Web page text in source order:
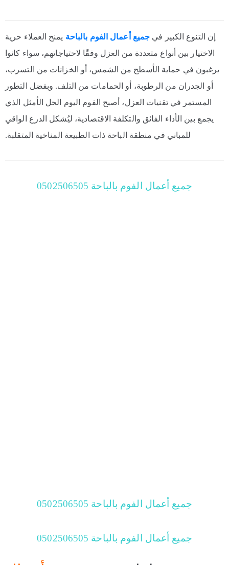
إن التنوع الكبير في جميع أعمال الفوم بالباحة يمنح العملاء حرية
الاختيار بين أنواع متعددة من العزل وفقًا لاحتياجاتهم، سواء كانوا
يرغبون في حماية الأسطح من الشمس، أو الخزانات من التسرب،
أو الجدران من الرطوبة، أو الحمامات من التلف. وبفضل التطور
المستمر في تقنيات العزل، أصبح الفوم اليوم الحل الأمثل الذي
يجمع بين الأداء الفائق والتكلفة الاقتصادية، ليُشكل الدرع الواقي
للمباني في منطقة الباحة ذات الطبيعة المناخية المتقلبة.
جميع أعمال الفوم بالباحة 0502506505
جميع أعمال الفوم بالباحة 0502506505
جميع أعمال الفوم بالباحة 0502506505